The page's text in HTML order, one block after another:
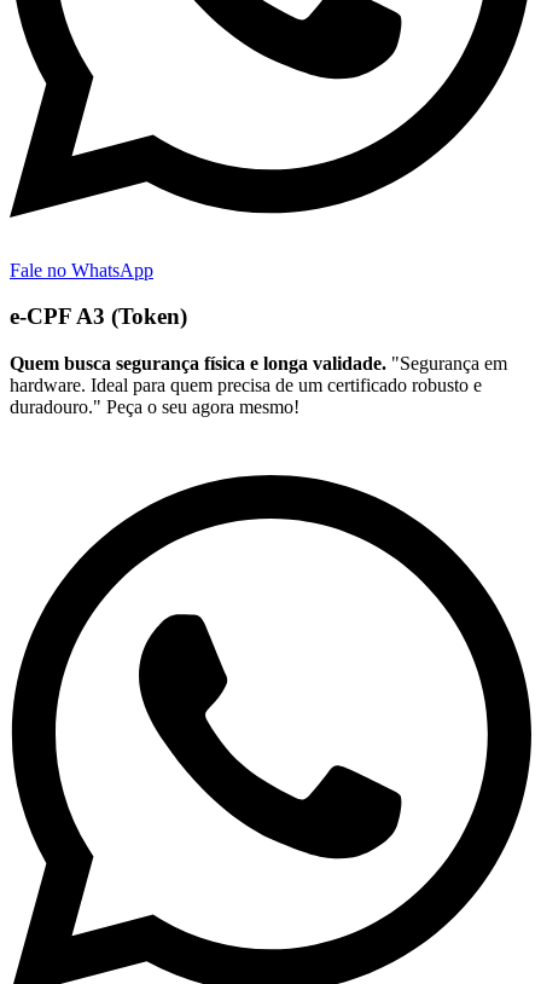
Fale no WhatsApp
e-CPF A3 (Token)
Quem busca segurança física e longa validade. "Segurança em
hardware. Ideal para quem precisa de um certificado robusto e
duradouro." Peça o seu agora mesmo!